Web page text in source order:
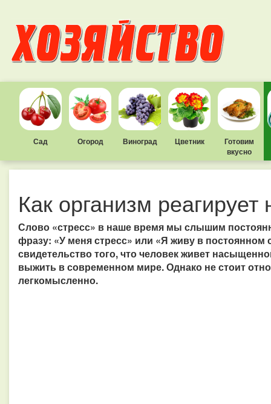
Сад Огород Виноград Цветник
Готовим
вкусно
Как организм реагирует
Слово «стресс» в наше время мы слышим
фразу: «У меня стресс» или «Я живу в
свидетельство того, что человек живет
выжить в современном мире. Однако не стоит
легкомысленно.